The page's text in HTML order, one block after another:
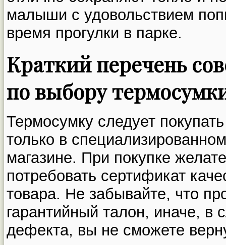
малыши с удовольствием
время прогулки в парке.
Краткий перечень
по выбору
Термосумку следует покупать
только в специализированном
магазине. При покупке
потребовать сертификат
товара. Не забывайте, что
гарантийный талон, иначе, в
дефекта, вы не сможете